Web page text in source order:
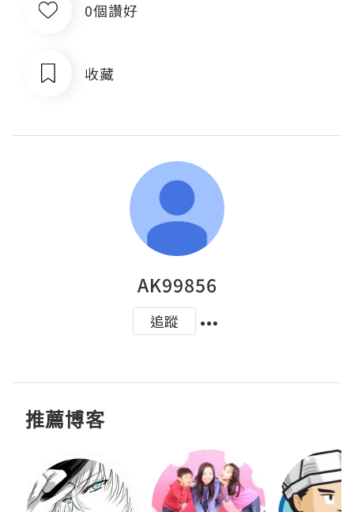
0個讚好
收藏
AK99856
追蹤
推薦博客